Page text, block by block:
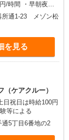
/時間 ・早朝夜間
翌07:59の時間
夜割増は別途支給
（時給）を支給 ※
含む ※給与幅は資
所通1-23 メゾン松
を見る
ケアクルー）
等による
5丁目6番地の2